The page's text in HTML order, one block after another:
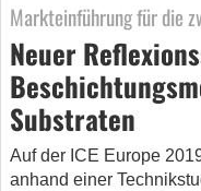
Markteinführung für die
Neuer
Substraten
Auf der ICE Europe
anhand einer